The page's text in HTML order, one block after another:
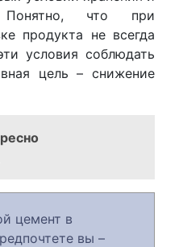
Понятно, что при
продукта не всегда
условия соблюдать
цель – снижение
цемент в
вы –